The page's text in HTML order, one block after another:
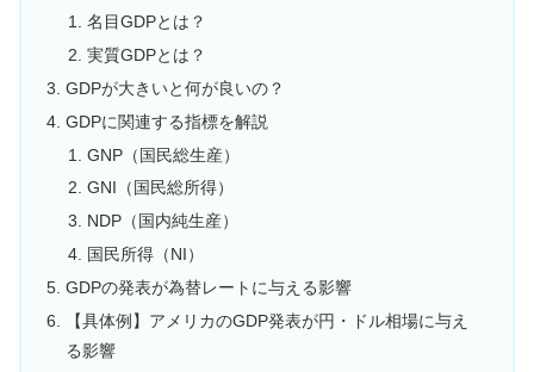
名目GDPとは？
実質GDPとは？
GDPが大きいと何が良いの？
GDPに関連する指標を解説
GNP（国民総生産）
GNI（国民総所得）
NDP（国内純生産）
国民所得（NI）
GDPの発表が為替レートに与える影響
【具体例】アメリカのGDP発表が円・ドル相場に与え
る影響